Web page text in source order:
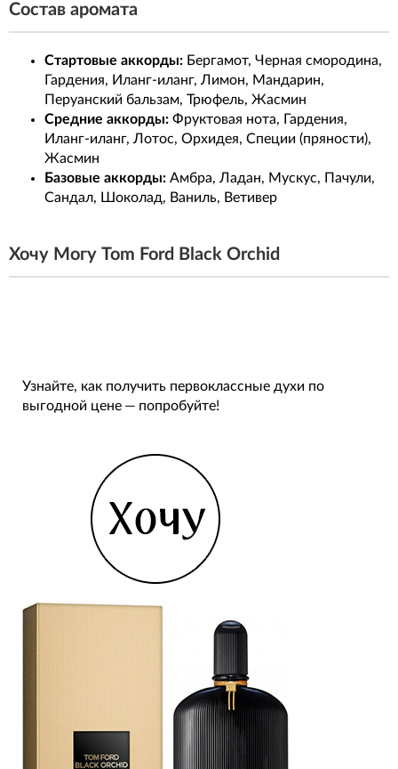
Состав аромата
Стартовые аккорды: Бергамот, Черная смородина,
Гардения, Иланг-иланг, Лимон, Мандарин,
Перуанский бальзам, Трюфель, Жасмин
Средние аккорды: Фруктовая нота, Гардения,
Иланг-иланг, Лотос, Орхидея, Специи (пряности),
Жасмин
Базовые аккорды: Амбра, Ладан, Мускус, Пачули,
Сандал, Шоколад, Ваниль, Ветивер
Хочу Могу Tom Ford Black Orchid
Узнайте, как получить первоклассные духи по
выгодной цене — попробуйте!